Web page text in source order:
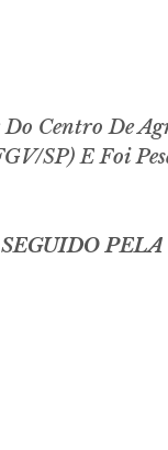
Centro De
SP) E Foi